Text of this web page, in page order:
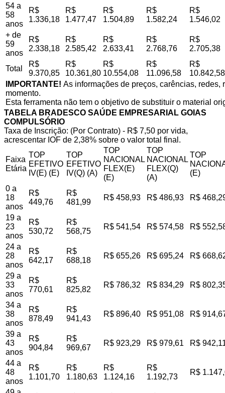
54 a
58
anos
R$
1.336,18
R$
1.477,47
R$
1.504,89
R$
1.582,24
R$
1.546,02
+ de
59
anos
R$
2.338,18
R$
2.585,42
R$
2.633,41
R$
2.768,76
R$
2.705,38
Total
R$
9.370,85
R$
10.361,80
R$
10.554,08
R$
11.096,58
R$
10.842,58
IMPORTANTE! As informações de preços, carências,
momento.
Esta ferramenta não tem o objetivo de substituir o material
TABELA BRADESCO SAÚDE EMPRESARIAL GOIAS
COMPULSÓRIO
Taxa de Inscrição: (Por Contrato) - R$ 7,50 por vida,
acrescentar IOF de 2,38% sobre o valor total final.
Faixa
Etária
TOP
EFETIVO
IV(E) (E)
TOP
EFETIVO
IV(Q) (A)
TOP
NACIONAL
FLEX(E)
(E)
TOP
NACIONAL
FLEX(Q)
(A)
TOP
(E)
0 a
18
anos
R$
449,76
R$
481,99
R$ 458,93 R$ 486,93 R$
19 a
23
anos
R$
530,72
R$
568,75
R$ 541,54 R$ 574,58 R$
24 a
28
anos
R$
642,17
R$
688,18
R$ 655,26 R$ 695,24 R$
29 a
33
anos
R$
770,61
R$
825,82
R$ 786,32 R$ 834,29 R$
34 a
38
anos
R$
878,49
R$
941,43
R$ 896,40 R$ 951,08 R$
39 a
43
anos
R$
904,84
R$
969,67
R$ 923,29 R$ 979,61 R$
44 a
48
anos
R$
1.101,70
R$
1.180,63
R$
1.124,16
R$
1.192,73
R$